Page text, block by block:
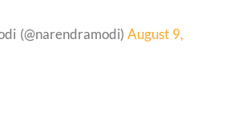
(@narendramodi) August 9,